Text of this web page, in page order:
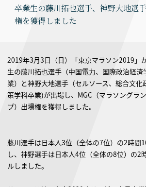
卒業生の藤川拓也選手、神野大地選
権を獲得しました
2019年3月3日（日）「東京マラソン2019」
生の藤川拓也選手（中国電力、国際政治経
業）と神野大地選手（セルソース、総合文化
策学科卒業)が出場し、MGC（マラソングラ
プ）出場権を獲得しました。
藤川選手は日本人3位（全体の7位）の2時間
し、神野選手は日本人4位（全体の8位）の2
ルしました。